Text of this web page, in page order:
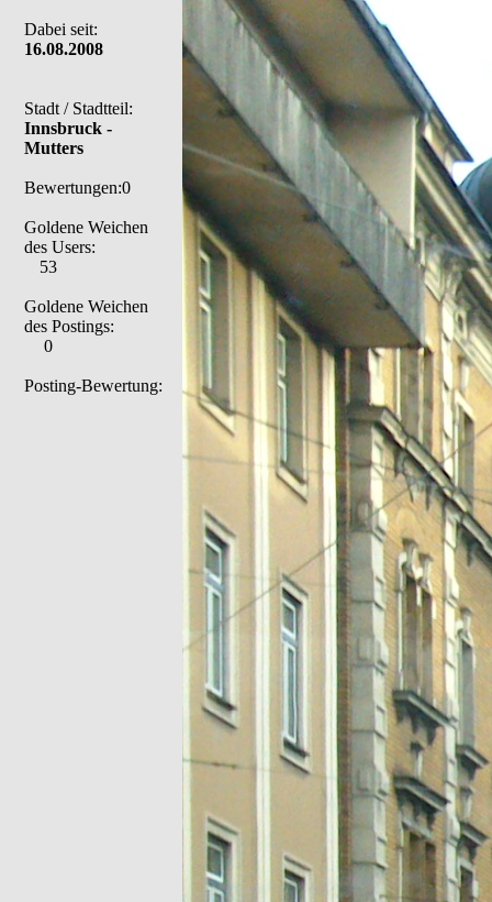
Dabei seit:
16.08.2008
Stadt / Stadtteil:
Innsbruck -
Mutters
Bewertungen:0
Goldene Weichen
des Users:
53
Goldene Weichen
des Postings:
0
Posting-Bewertung: